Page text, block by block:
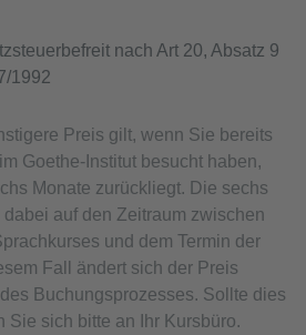
nach Art 20, Absatz 9
1992
Preis gilt, wenn Sie bereits
Goethe-Institut besucht haben,
Monate zurückliegt. Die sechs
auf den Zeitraum zwischen
und dem Termin der
Fall ändert sich der Preis
Buchungsprozesses. Sollte dies
Sie sich bitte an Ihr Kursbüro.